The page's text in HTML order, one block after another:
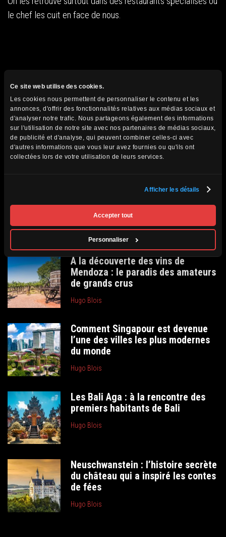
Ce site web utilise des cookies.
Les cookies nous permettent de personnaliser le contenu et les
annonces, d'offrir des fonctionnalités relatives aux médias sociaux et
d'analyser notre trafic. Nous partageons également des informations
sur l'utilisation de notre site avec nos partenaires de médias sociaux,
de publicité et d'analyse, qui peuvent combiner celles-ci avec
d'autres informations que vous leur avez fournies ou qu'ils ont
collectées lors de votre utilisation de leurs services.
Afficher les détails
Accepter tout
Personnaliser
le chef les cuit en face de nous.
Évidemment, il y a plusieurs autres mets vraiment
intéressants au Japon. Vous pourrez découvrir ces trois
plats et bien d’autres avec nous sur notre circuit Passion
Japon.
Les incontournables à consulter
Le maté : la boisson qui unit toute
une nation
À la découverte des vins de
Mendoza : le paradis des amateurs
de grands crus
Hugo Blois
Comment Singapour est devenue
l’une des villes les plus modernes
du monde
Hugo Blois
Les Bali Aga : à la rencontre des
premiers habitants de Bali
Hugo Blois
Neuschwanstein : l’histoire secrète
du château qui a inspiré les contes
de fées
Hugo Blois